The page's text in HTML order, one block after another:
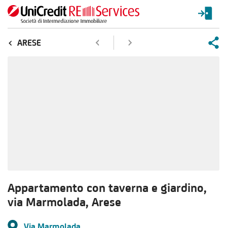
ARESE
Appartamento con taverna e giardino,
via Marmolada, Arese